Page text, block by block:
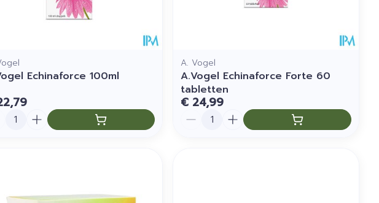
Echinaforce 100ml
A. Vogel
A.Vogel Echinaforce Forte 60
tabletten
€ 24,99
Aantal